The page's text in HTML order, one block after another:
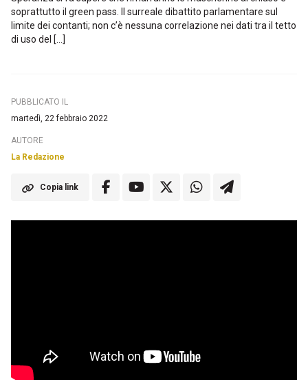
soprattutto il green pass. Il surreale dibattito parlamentare sul
limite dei contanti; non c’è nessuna correlazione nei dati tra il tetto
di uso del […]
PUBBLICATO IL
martedì, 22 febbraio 2022
AUTORE
La Redazione
Copia link